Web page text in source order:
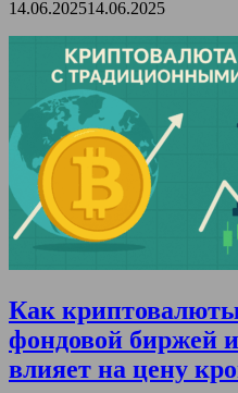
14.06.202514.06.2025
Как
фондовой биржей
влияет на цену